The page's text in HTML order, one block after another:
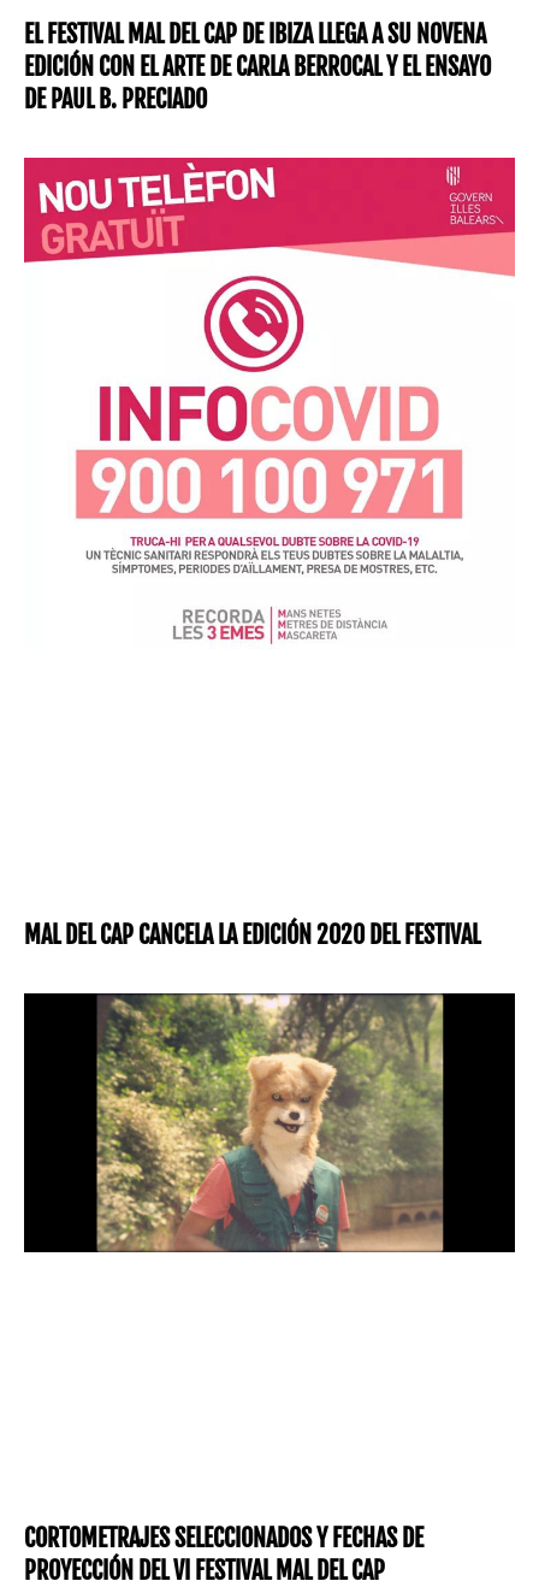
EL FESTIVAL MAL DEL CAP DE IBIZA LLEGA A SU NOVENA
EDICIÓN CON EL ARTE DE CARLA BERROCAL Y EL ENSAYO
DE PAUL B. PRECIADO
MAL DEL CAP CANCELA LA EDICIÓN 2020 DEL FESTIVAL
CORTOMETRAJES SELECCIONADOS Y FECHAS DE
PROYECCIÓN DEL VI FESTIVAL MAL DEL CAP